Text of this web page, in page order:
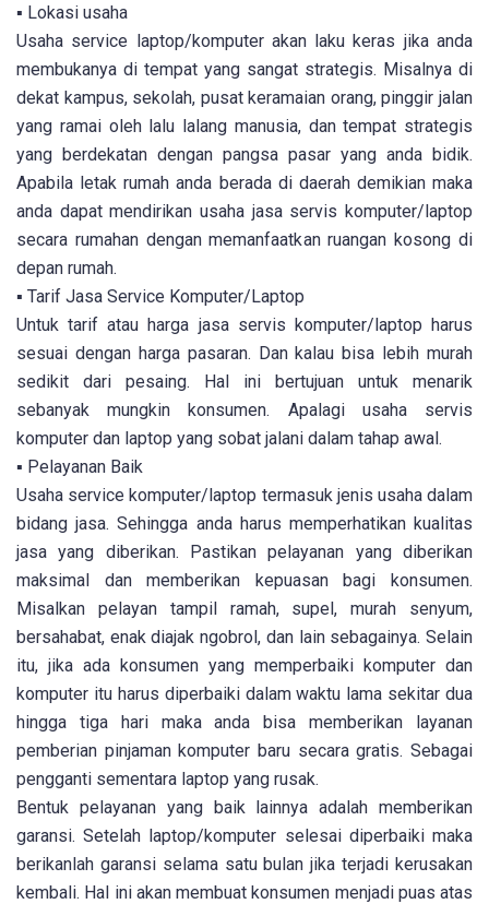
▪ Lokasi usaha
Usaha service laptop/komputer akan laku keras jika anda
membukanya di tempat yang sangat strategis. Misalnya di
dekat kampus, sekolah, pusat keramaian orang, pinggir jalan
yang ramai oleh lalu lalang manusia, dan tempat strategis
yang berdekatan dengan pangsa pasar yang anda bidik.
Apabila letak rumah anda berada di daerah demikian maka
anda dapat mendirikan usaha jasa servis komputer/laptop
secara rumahan dengan memanfaatkan ruangan kosong di
depan rumah.
▪ Tarif Jasa Service Komputer/Laptop
Untuk tarif atau harga jasa servis komputer/laptop harus
sesuai dengan harga pasaran. Dan kalau bisa lebih murah
sedikit dari pesaing. Hal ini bertujuan untuk menarik
sebanyak mungkin konsumen. Apalagi usaha servis
komputer dan laptop yang sobat jalani dalam tahap awal.
▪ Pelayanan Baik
Usaha service komputer/laptop termasuk jenis usaha dalam
bidang jasa. Sehingga anda harus memperhatikan kualitas
jasa yang diberikan. Pastikan pelayanan yang diberikan
maksimal dan memberikan kepuasan bagi konsumen.
Misalkan pelayan tampil ramah, supel, murah senyum,
bersahabat, enak diajak ngobrol, dan lain sebagainya. Selain
itu, jika ada konsumen yang memperbaiki komputer dan
komputer itu harus diperbaiki dalam waktu lama sekitar dua
hingga tiga hari maka anda bisa memberikan layanan
pemberian pinjaman komputer baru secara gratis. Sebagai
pengganti sementara laptop yang rusak.
Bentuk pelayanan yang baik lainnya adalah memberikan
garansi. Setelah laptop/komputer selesai diperbaiki maka
berikanlah garansi selama satu bulan jika terjadi kerusakan
kembali. Hal ini akan membuat konsumen menjadi puas atas